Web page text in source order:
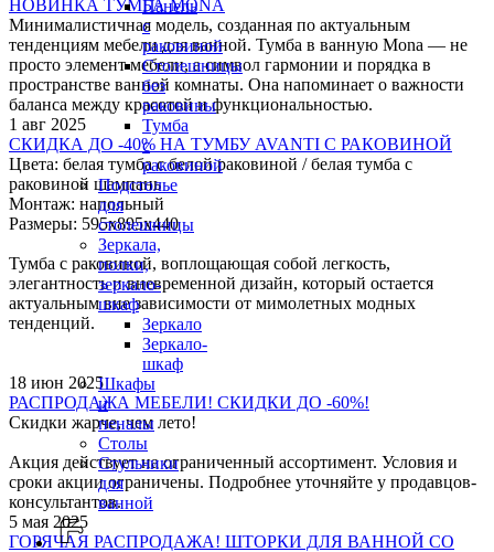
Панель
с
раковиной
Столешницы
без
раковины
Тумба
с
раковиной
Подстолье
для
столешницы
Зеркала,
полки,
зеркало-
шкаф
Зеркало
Зеркало-
шкаф
Шкафы
и
пеналы
Столы
Стульчики
для
ванной
НОВИНКА ТУМБА MONA
Минималистичная модель, созданная по актуальным
тенденциям мебели для ванной. Тумба в ванную Monа — не
просто элемент мебели, а символ гармонии и порядка в
пространстве ванной комнаты. Она напоминает о важности
баланса между красотой и функциональностью.
1 авг 2025
СКИДКА ДО -40% НА ТУМБУ AVANTI С РАКОВИНОЙ
Цвета: белая тумба с белой раковиной / белая тумба с
раковиной шампань
Монтаж: напольный
Размеры: 595х895х440
Тумба с раковиной, воплощающая собой легкость,
элегантность и вневременной дизайн, который остается
актуальным вне зависимости от мимолетных модных
тенденций.
18 июн 2025
РАСПРОДАЖА МЕБЕЛИ! СКИДКИ ДО -60%!
Скидки жарче, чем лето!
Акция действует на ограниченный ассортимент. Условия и
сроки акции ограничены. Подробнее уточняйте у продавцов-
консультантов.
5 мая 2025
ГОРЯЧАЯ РАСПРОДАЖА! ШТОРКИ ДЛЯ ВАННОЙ СО